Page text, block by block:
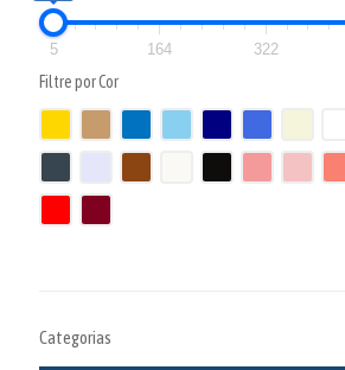
5 164 322
Filtre por Cor
Categorias